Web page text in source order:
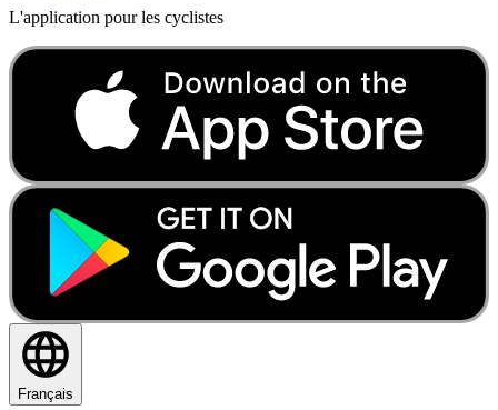
L'application pour les cyclistes
Français